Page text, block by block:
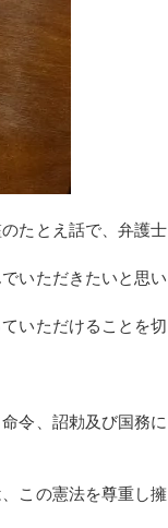
たとえ話で、弁護士
いただきたいと思い
いただけることを切
令、詔勅及び国務に
この憲法を尊重し擁